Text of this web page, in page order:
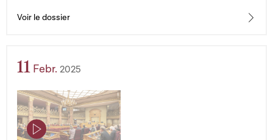
Voir le dossier
11 Febr. 2025